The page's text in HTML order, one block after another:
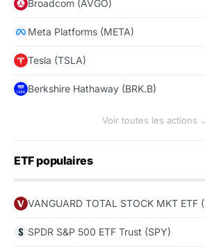
Broadcom (AVGO)
Meta Platforms (META)
Tesla (TSLA)
Berkshire Hathaway (BRK.B)
Voir toutes les actions
ETF populaires
VANGUARD TOTAL STOCK MKT ETF
SPDR S&P 500 ETF Trust (SPY)